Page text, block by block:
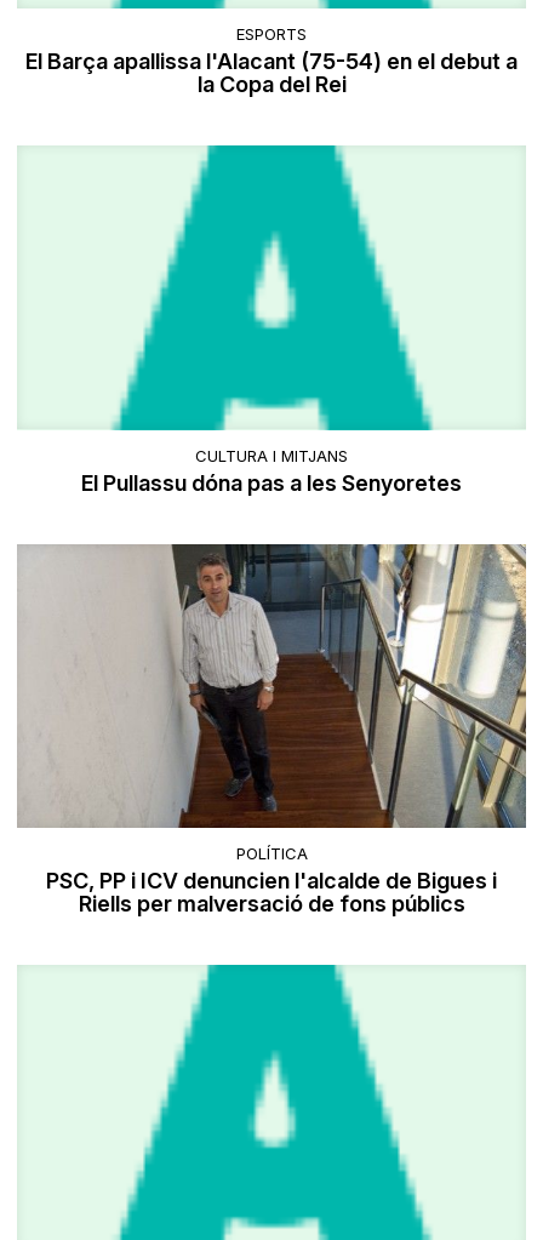
ESPORTS
El Barça apallissa l'Alacant (75-54) en el debut a
la Copa del Rei
CULTURA I MITJANS
El Pullassu dóna pas a les Senyoretes
POLÍTICA
PSC, PP i ICV denuncien l'alcalde de Bigues i
Riells per malversació de fons públics